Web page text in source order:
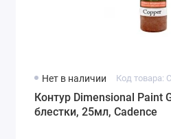
Нет в наличии Код товара:
Контур Dimensional Paint
блестки, 25мл, Cadence